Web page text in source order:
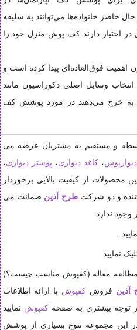
حاضر خانواده‌ها می‌توانند به سلیقه
اختیار دارند کف پوش منزل خود را
اهمیت فوق‌العاده‌ای پیدا کرده است و
وسایل اصلی دکوراسیون مانند
به خرج می‌دهند در مورد پوشش کف
و مستقیم به مشتریان عرضه می
دیوارپوش،کاغذ دیواری، پوستر دیواری،
محصولات از کیفیت بالایی برخوردار
و دو شرکتطرح آذین ضمانت می
وجود ندارد.
نمایید
مقاله (کفپوش مناسب چیست؟)
آذین فروش کفپوش با ارائه اطلاعات
توجه بیشتری به صفحهکفپوش نمایید
این مجموعه تنوع بسیاری از پوشش